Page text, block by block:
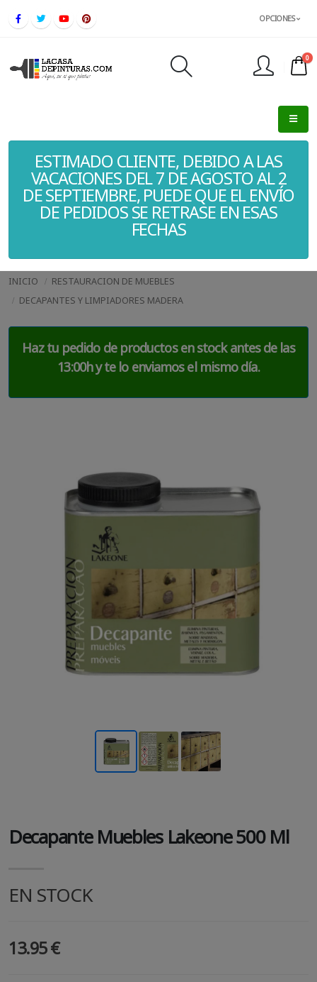
OPCIONES
0
ESTIMADO CLIENTE, DEBIDO A LAS
VACACIONES DEL 7 DE AGOSTO AL 2
DE SEPTIEMBRE, PUEDE QUE EL ENVÍO
DE PEDIDOS SE RETRASE EN ESAS
FECHAS
INICIO
RESTAURACION DE MUEBLES
DECAPANTES Y LIMPIADORES MADERA
Haz tu pedido de productos en stock antes de las
13:00h y te lo enviamos el mismo día.
Decapante Muebles Lakeone 500 Ml
EN STOCK
13.95 €